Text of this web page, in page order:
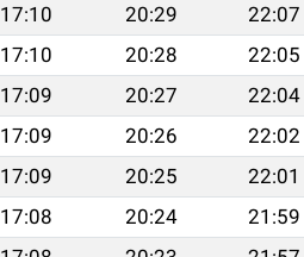
17:10 20:29
22:07
17:10 20:28
22:05
17:09 20:27
22:04
17:09 20:26
22:02
17:09 20:25
22:01
17:08 20:24
21:59